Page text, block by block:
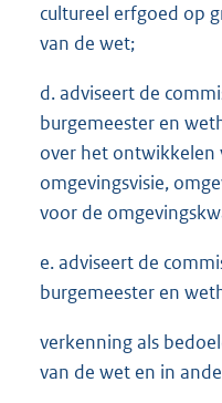
cultureel erfgoed op
van de wet;
d. adviseert de
burgemeester en
over het ontwikkelen
omgevingsvisie,
voor de
e. adviseert de
burgemeester en
verkenning als
van de wet en in